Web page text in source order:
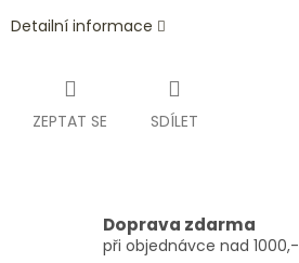
Detailní informace
ZEPTAT SE SDÍLET
Doprava zdarma
při objednávce nad 1000,-